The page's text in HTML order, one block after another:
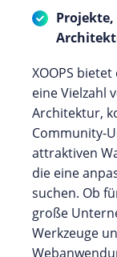
XOOPS
eine Vielzahl
Architektur,
Community-
attraktiven
die eine
suchen. Ob
große
Werkzeuge